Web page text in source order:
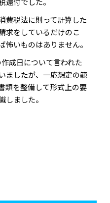
費税法に則って計算した
求をしているだけのこ
怖いものはありません。
成日について言われた
ましたが、一応想定の範
類を整備して形式上の要
しました。